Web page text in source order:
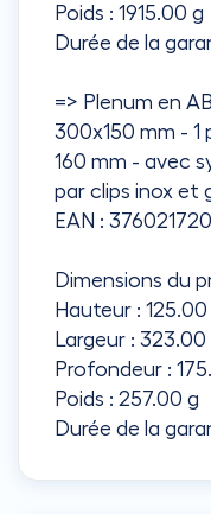
Poids : 1915.00 g
Durée de la
=> Plenum en
300x150 mm - 1
160 mm - avec
par clips inox et
EAN :
Dimensions du
Hauteur :
Largeur :
Profondeur :
Poids : 257.00 g
Durée de la